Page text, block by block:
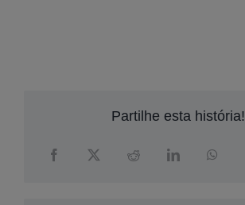
Partilhe esta história!